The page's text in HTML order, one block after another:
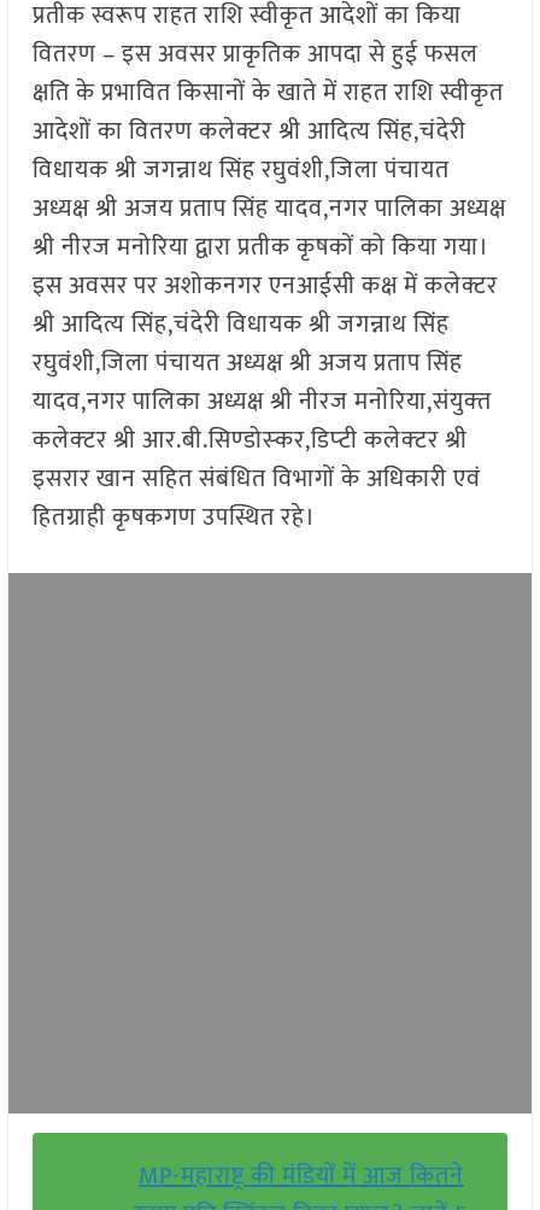
प्रतीक स्वरूप राहत राशि स्वीकृत आदेशों का किया
वितरण – इस अवसर प्राकृतिक आपदा से हुई फसल
क्षति के प्रभावित किसानों के खाते में राहत राशि स्वीकृत
आदेशों का वितरण कलेक्टर श्री आदित्य सिंह,चंदेरी
विधायक श्री जगन्नाथ सिंह रघुवंशी,जिला पंचायत
अध्यक्ष श्री अजय प्रताप सिंह यादव,नगर पालिका अध्यक्ष
श्री नीरज मनोरिया द्वारा प्रतीक कृषकों को किया गया।
इस अवसर पर अशोकनगर एनआईसी कक्ष में कलेक्टर
श्री आदित्य सिंह,चंदेरी विधायक श्री जगन्नाथ सिंह
रघुवंशी,जिला पंचायत अध्यक्ष श्री अजय प्रताप सिंह
यादव,नगर पालिका अध्यक्ष श्री नीरज मनोरिया,संयुक्‍त
कलेक्‍टर श्री आर.बी.सिण्‍डोस्‍कर,डिप्‍टी कलेक्‍टर श्री
इसरार खान सहित संबंधित विभागों के अधिकारी एवं
हितग्राही कृषकगण उपस्थित रहे।
MP-महाराष्ट्र की मंडियों में आज कितने